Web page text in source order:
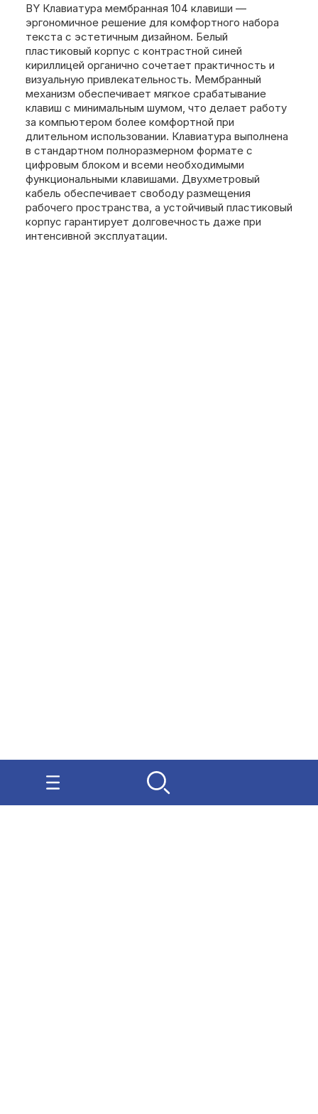
BY Клавиатура мембранная 104 клавиши —
эргономичное решение для комфортного набора
текста с эстетичным дизайном. Белый
пластиковый корпус с контрастной синей
кириллицей органично сочетает практичность и
визуальную привлекательность. Мембранный
механизм обеспечивает мягкое срабатывание
клавиш с минимальным шумом, что делает работу
за компьютером более комфортной при
длительном использовании. Клавиатура выполнена
в стандартном полноразмерном формате с
цифровым блоком и всеми необходимыми
функциональными клавишами. Двухметровый
кабель обеспечивает свободу размещения
рабочего пространства, а устойчивый пластиковый
корпус гарантирует долговечность даже при
интенсивной эксплуатации.